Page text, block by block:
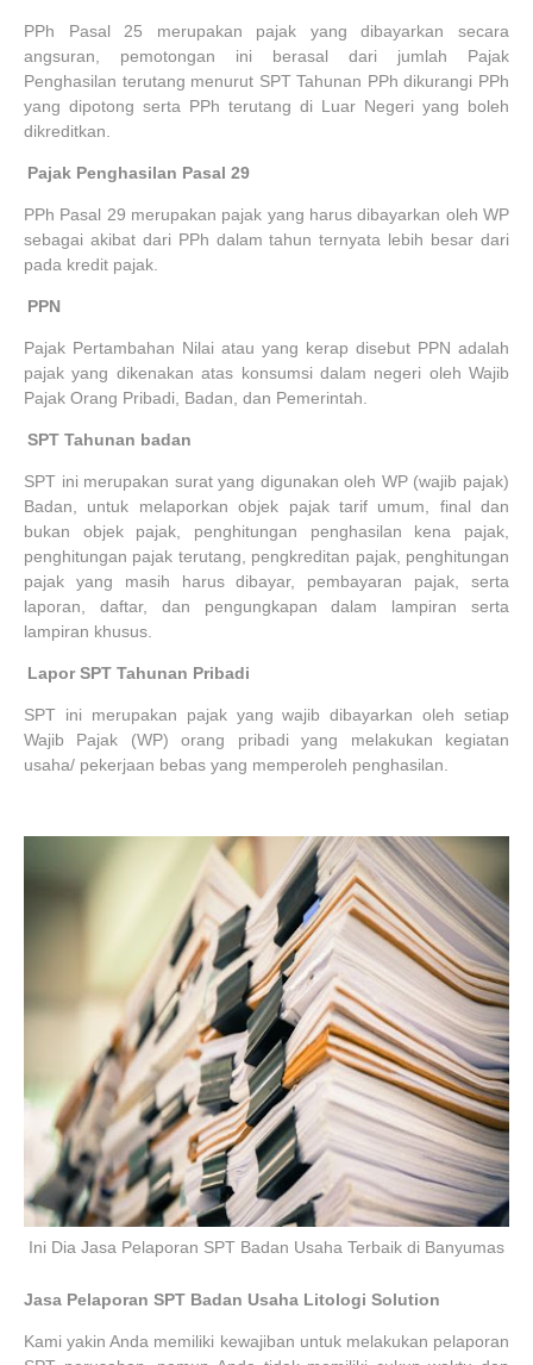
PPh Pasal 25 merupakan pajak yang dibayarkan secara
angsuran, pemotongan ini berasal dari jumlah Pajak
Penghasilan terutang menurut SPT Tahunan PPh dikurangi PPh
yang dipotong serta PPh terutang di Luar Negeri yang boleh
dikreditkan.
Pajak Penghasilan Pasal 29
PPh Pasal 29 merupakan pajak yang harus dibayarkan oleh WP
sebagai akibat dari PPh dalam tahun ternyata lebih besar dari
pada kredit pajak.
PPN
Pajak Pertambahan Nilai atau yang kerap disebut PPN adalah
pajak yang dikenakan atas konsumsi dalam negeri oleh Wajib
Pajak Orang Pribadi, Badan, dan Pemerintah.
SPT Tahunan badan
SPT ini merupakan surat yang digunakan oleh WP (wajib pajak)
Badan, untuk melaporkan objek pajak tarif umum, final dan
bukan objek pajak, penghitungan penghasilan kena pajak,
penghitungan pajak terutang, pengkreditan pajak, penghitungan
pajak yang masih harus dibayar, pembayaran pajak, serta
laporan, daftar, dan pengungkapan dalam lampiran serta
lampiran khusus.
Lapor SPT Tahunan Pribadi
SPT ini merupakan pajak yang wajib dibayarkan oleh setiap
Wajib Pajak (WP) orang pribadi yang melakukan kegiatan
usaha/ pekerjaan bebas yang memperoleh penghasilan.
Ini Dia Jasa Pelaporan SPT Badan Usaha Terbaik di Banyumas
Jasa Pelaporan SPT Badan Usaha Litologi Solution
Kami yakin Anda memiliki kewajiban untuk melakukan pelaporan